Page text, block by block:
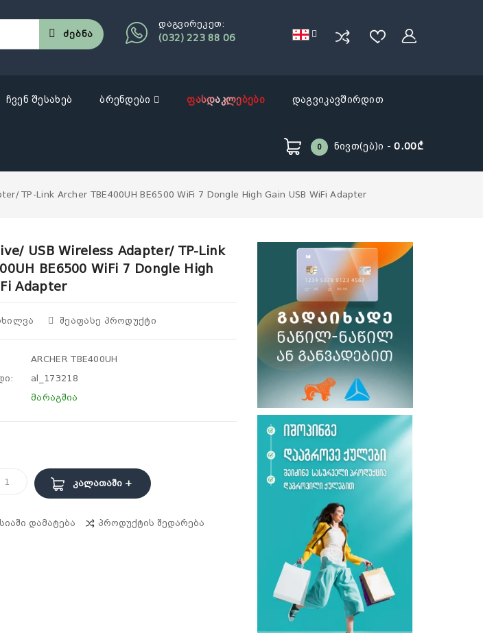
დაგვირეკეთ:
(032) 223 88 06
Ძებნა
ჩვენ შესახებ ბრენდები ფასდაკლებები დაგვიკავშირდით
0 Ნივთ(ებ)ი -0.00₾
TP-Link Archer TBE400UH BE6500 WiFi 7 Dongle High Gain USB WiFi Adapter
USB Wireless Adapter/ TP-Link
BE6500 WiFi 7 Dongle High
Adapter
Შეაფასე Პროდუქტი
ARCHER TBE400UH
al_173218
მარაგშია
Კალათაში +
Დამატება Პროდუქტის Შედარება